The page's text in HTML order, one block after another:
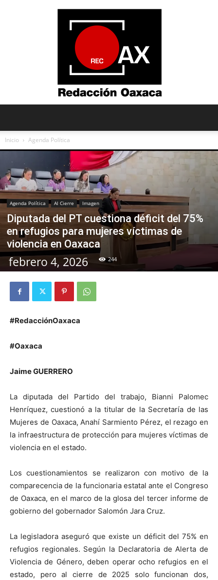
Oaxaca
Inicio Agenda Política
Agenda Política Al Cierre Imagen
Diputada del PT cuestiona déficit del 75%
en refugios para mujeres víctimas de
violencia en Oaxaca
febrero 4, 2026 244
#RedacciónOaxaca
#Oaxaca
Jaime GUERRERO
La diputada del Partido del trabajo, Bianni Palomec
Henríquez, cuestionó a la titular de la Secretaría de las
Mujeres de Oaxaca, Anahí Sarmiento Pérez, el rezago en
la infraestructura de protección para mujeres víctimas de
violencia en el estado.
Los cuestionamientos se realizaron con motivo de la
comparecencia de la funcionaria estatal ante el Congreso
de Oaxaca, en el marco de la glosa del tercer informe de
gobierno del gobernador Salomón Jara Cruz.
La legisladora aseguró que existe un déficit del 75% en
refugios regionales. Según la Declaratoria de Alerta de
Violencia de Género, deben operar ocho refugios en el
estado, pero al cierre de 2025 solo funcionan dos,